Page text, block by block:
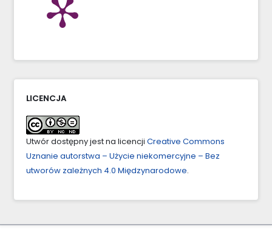
LICENCJA
Utwór dostępny jest na licencji Creative Commons
Uznanie autorstwa – Użycie niekomercyjne – Bez
utworów zależnych 4.0 Międzynarodowe.